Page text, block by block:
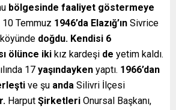
bölgesinde faaliyet göstermeye
10 Temmuz 1946’da Elazığ’ın Sivrice
köyünde doğdu. Kendisi 6
ölünce iki kız kardeşi de yetim kaldı.
17 yaşındayken yaptı. 1966’dan
ve şu anda Silivri İlçesi
Harput Şirketleri Onursal Başkanı,